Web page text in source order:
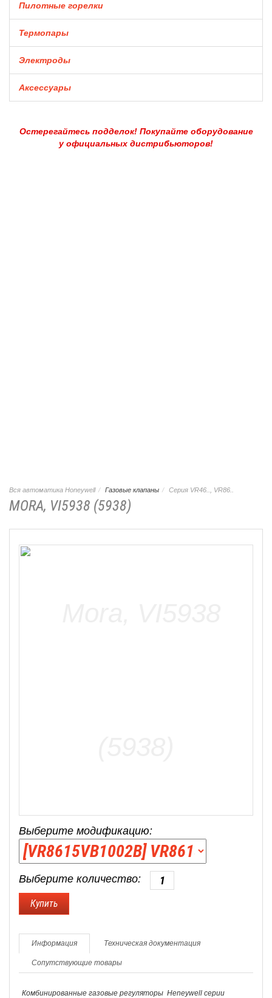
Пилотные горелки
Термопары
Электроды
Аксессуары
Остерегайтесь подделок! Покупайте оборудование
у официальных дистрибьюторов!
Вся автоматика Honeywell Газовые клапаны Серия VR46.., VR86..
MORA, VI5938 (5938)
Выберите модификацию:
Выберите количество:
Информация Техническая документация
Сопутствующие товары
Комбинированные газовые регуляторы Heneywell серии